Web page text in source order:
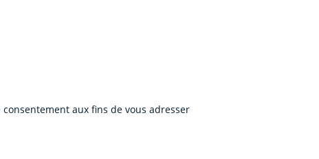
aux fins de vous adresser